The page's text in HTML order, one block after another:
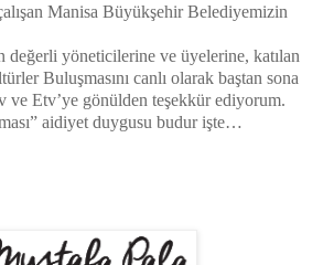
Manisa Büyükşehir Belediyemizin
yöneticilerine ve üyelerine, katılan
Buluşmasını canlı olarak baştan sona
ve Etv’ye gönülden teşekkür ediyorum.
aidiyet duygusu budur işte…